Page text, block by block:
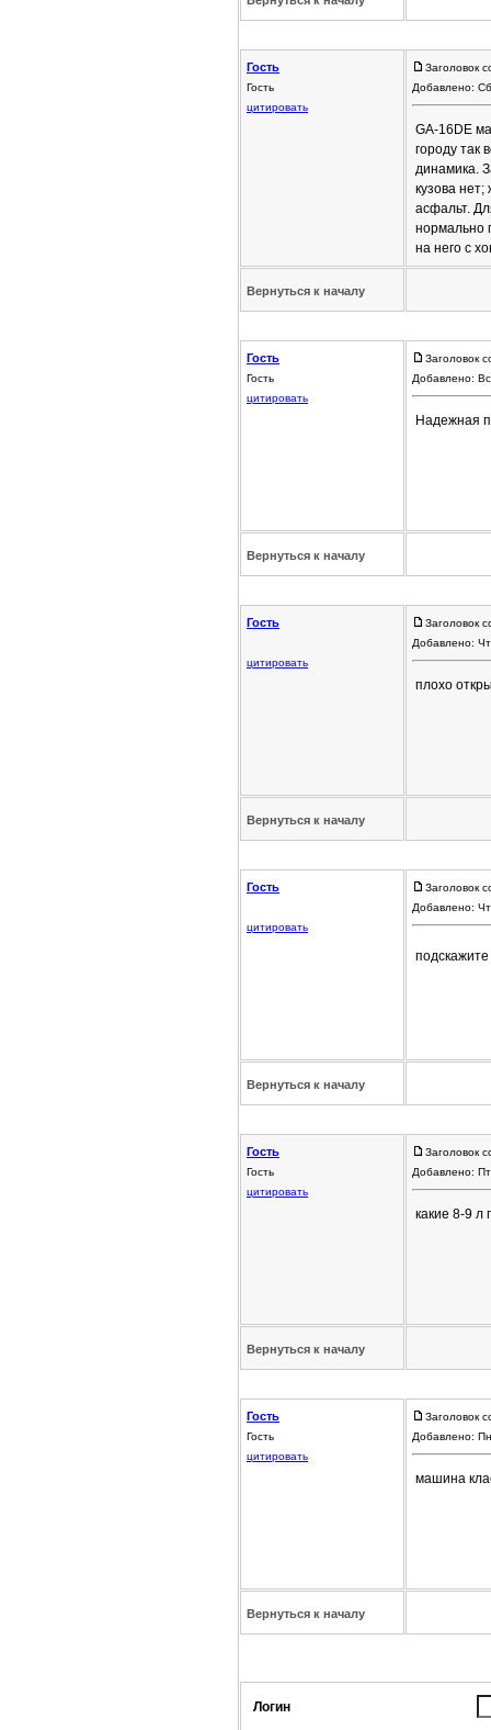
Гость
Гость
цитировать
Заголовок
Добавлено:
GA-16DE
городу так
динамика.
кузова
асфальт.
нормально
на него с
Вернуться к началу
Гость
Гость
цитировать
Заголовок
Добавлено:
Надежная
Вернуться к началу
Гость
цитировать
Заголовок
Добавлено:
плохо
Вернуться к началу
Гость
цитировать
Заголовок
Добавлено:
Вернуться к началу
Гость
Гость
цитировать
Заголовок
Добавлено:
какие 8-9 л
Вернуться к началу
Гость
Гость
цитировать
Заголовок
Добавлено:
машина
Вернуться к началу
Логин